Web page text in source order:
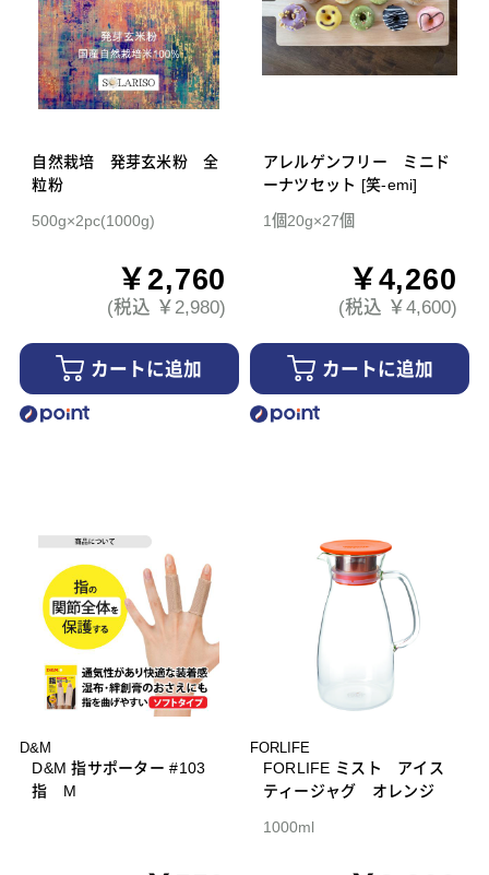
自然栽培 発芽玄米粉 全
粒粉
500g×2pc(1000g)
￥2,760
(税込 ￥2,980)
カートに追加
アレルゲンフリー ミニド
ーナツセット [笑-emi]
1個20g×27個
￥4,260
(税込 ￥4,600)
カートに追加
D&M
D&M 指サポーター #103
指 M
FORLIFE
FORLIFE ミスト アイス
ティージャグ オレンジ
1000ml